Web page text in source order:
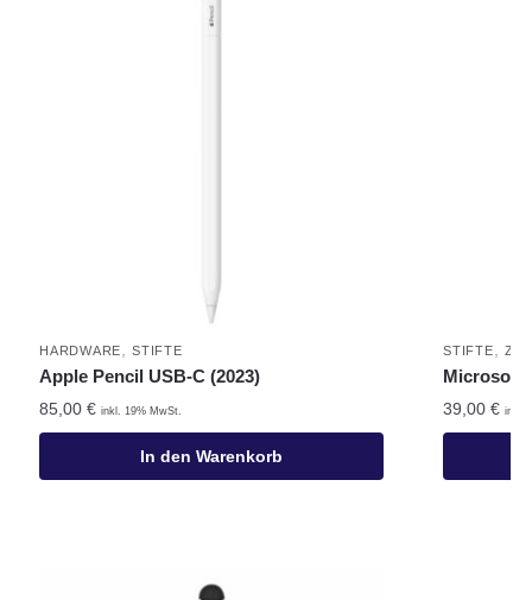
HARDWARE,STIFTE
Apple Pencil USB-C (2023)
85,00€ inkl. 19% MwSt.
In den Warenkorb
STIFTE,
Microsoft
39,00€ inkl.